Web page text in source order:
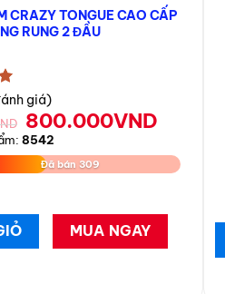
CRAZY TONGUE CAO CẤP
RUNG 2 ĐẦU
giá)
Giá
gốc
là:
850.000VND.
800.000VNDGiá
tại
là:
8542
Đã bán 309
MUA NGAY